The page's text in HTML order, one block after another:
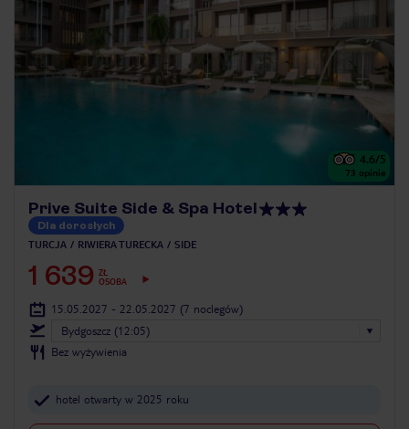
4.6/5
73 opinie
Prive Suite Side & Spa Hotel
Dla dorosłych
TURCJA RIWIERA TURECKA SIDE
1 639 ZŁ
OSOBA
15.05.2027 - 22.05.2027 (7 noclegów)
Bydgoszcz (12:05)
Bez wyżywienia
hotel otwarty w 2025 roku